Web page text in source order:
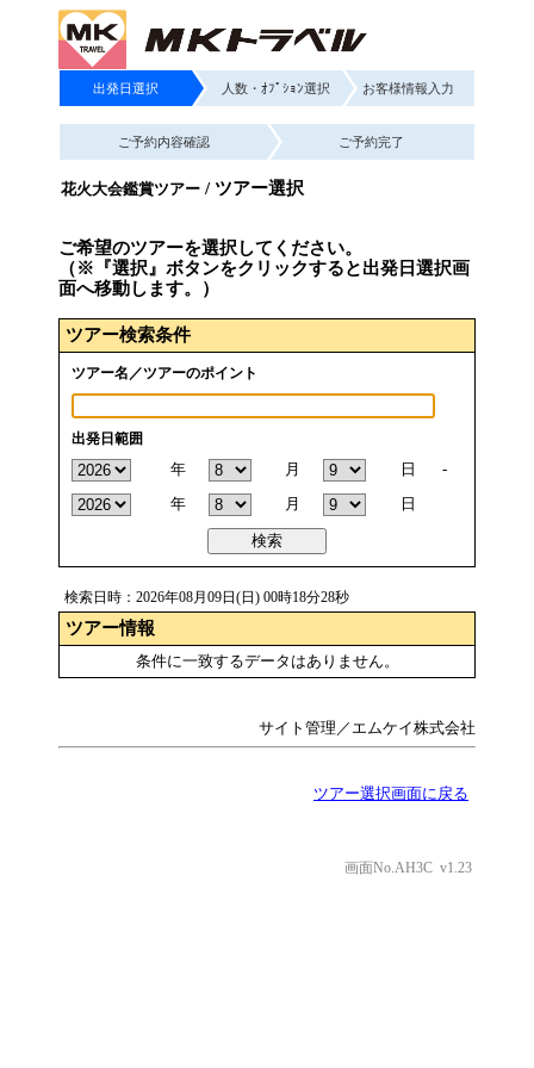
出発日選択 人数・ｵﾌﾟｼｮﾝ選択 お客様情報入力
ご予約内容確認 ご予約完了
花火大会鑑賞ツアー / ツアー選択
ご希望のツアーを選択してください。
（※『選択』ボタンをクリックすると出発日選択画
面へ移動します。）
ツアー検索条件
ツアー名／ツアーのポイント
出発日範囲
年 月 日
-
年
月 日
検索
検索日時：2026年08月09日(日) 00時18分28秒
ツアー情報
条件に一致するデータはありません。
サイト管理／エムケイ株式会社
ツアー選択画面に戻る
画面No.AH3C v1.23